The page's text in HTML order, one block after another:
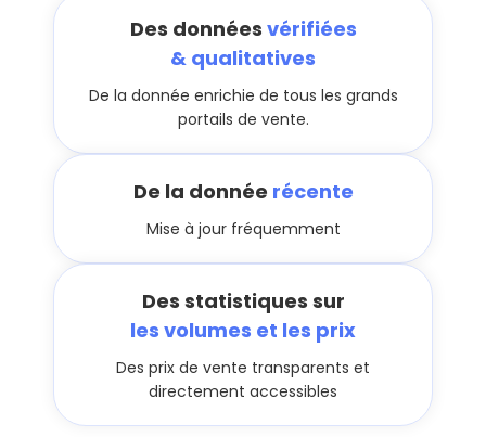
Des données vérifiées
& qualitatives
De la donnée enrichie de tous les grands
portails de vente.
De la donnée récente
Mise à jour fréquemment
Des statistiques sur
les volumes et les prix
Des prix de vente transparents et
directement accessibles